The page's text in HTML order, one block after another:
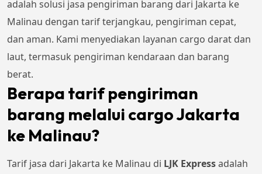
adalah solusi jasa pengiriman barang dari Jakarta ke
Malinau dengan tarif terjangkau, pengiriman cepat,
dan aman. Kami menyediakan layanan cargo darat dan
laut, termasuk pengiriman kendaraan dan barang
berat.
Berapa tarif pengiriman
barang melalui cargo Jakarta
ke Malinau?
Tarif jasa dari Jakarta ke Malinau di LJK Expressadalah